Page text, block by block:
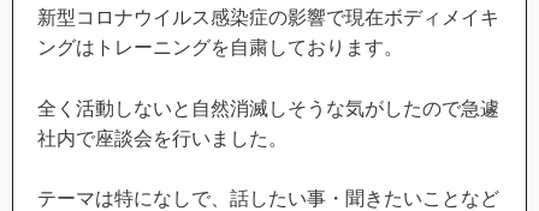
新型コロナウイルス感染症の影響で現在ボディメイキ
ングはトレーニングを自粛しております。
全く活動しないと自然消滅しそうな気がしたので急遽
社内で座談会を行いました。
テーマは特になしで、話したい事・聞きたいことなど